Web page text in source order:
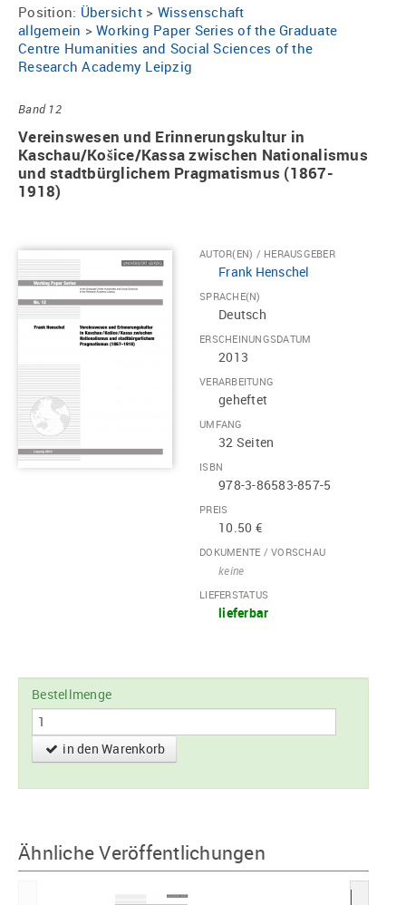
Position: Übersicht> Wissenschaft
allgemein > Working Paper Series of the Graduate
Centre Humanities and Social Sciences of the
Research Academy Leipzig
Band 12
Vereinswesen und Erinnerungskultur in
Kaschau/Košice/Kassa zwischen Nationalismus
und stadtbürglichem Pragmatismus (1867-
1918)
AUTOR(EN) / HERAUSGEBER
Frank Henschel
SPRACHE(N)
Deutsch
ERSCHEINUNGSDATUM
2013
VERARBEITUNG
geheftet
UMFANG
32 Seiten
ISBN
978-3-86583-857-5
PREIS
10.50 €
DOKUMENTE / VORSCHAU
keine
LIEFERSTATUS
lieferbar
Bestellmenge
in den Warenkorb
Ähnliche Veröffentlichungen